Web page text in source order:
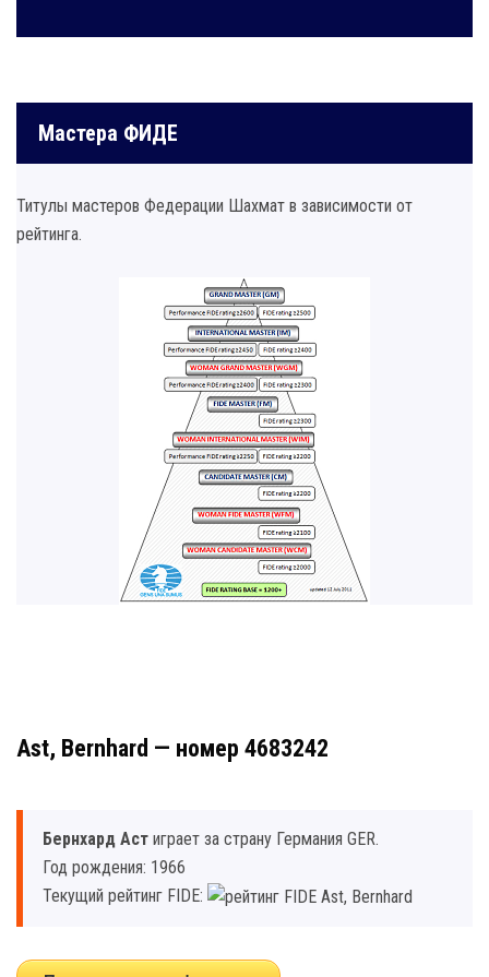
Мастера ФИДЕ
Титулы мастеров Федерации Шахмат в зависимости от
рейтинга.
Ast, Bernhard — номер 4683242
Бернхард Аст играет за страну Германия GER.
Год рождения: 1966
Текущий рейтинг FIDE: